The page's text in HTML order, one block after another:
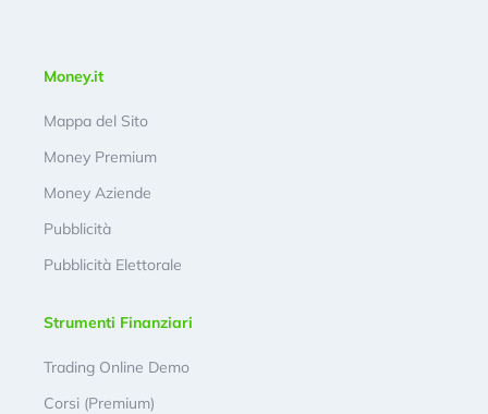
Money.it
Mappa del Sito
Money Premium
Money Aziende
Pubblicità
Pubblicità Elettorale
Strumenti Finanziari
Trading Online Demo
Corsi (Premium)